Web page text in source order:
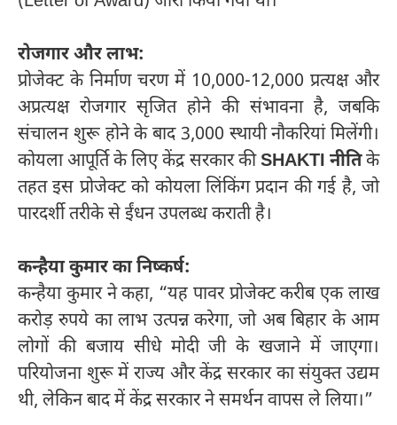
रोजगार और लाभ:
प्रोजेक्ट के निर्माण चरण में 10,000-12,000 प्रत्यक्ष और
अप्रत्यक्ष रोजगार सृजित होने की संभावना है, जबकि
संचालन शुरू होने के बाद 3,000 स्थायी नौकरियां मिलेंगी।
कोयला आपूर्ति के लिए केंद्र सरकार कीSHAKTI नीतिके
तहत इस प्रोजेक्ट को कोयला लिंकिंग प्रदान की गई है, जो
पारदर्शी तरीके से ईंधन उपलब्ध कराती है।
कन्हैया कुमार का निष्कर्ष:
कन्हैया कुमार ने कहा, “यह पावर प्रोजेक्ट करीब एक लाख
करोड़ रुपये का लाभ उत्पन्न करेगा, जो अब बिहार के आम
लोगों की बजाय सीधे मोदी जी के खजाने में जाएगा।
परियोजना शुरू में राज्य और केंद्र सरकार का संयुक्त उद्यम
थी, लेकिन बाद में केंद्र सरकार ने समर्थन वापस ले लिया।”